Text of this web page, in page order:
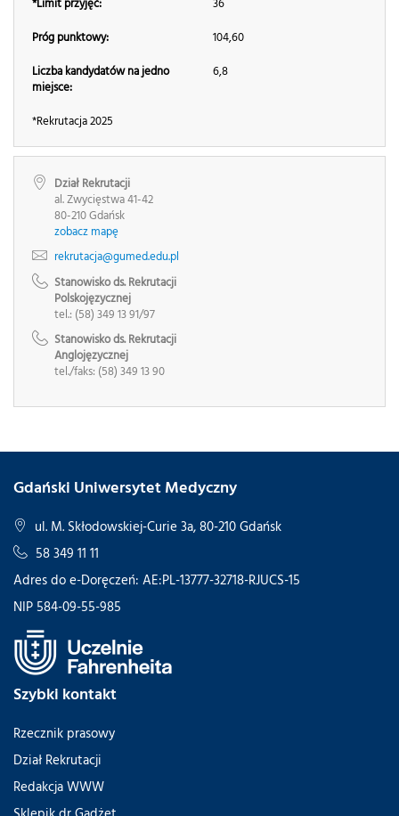
Próg punktowy:
104,60
Liczba kandydatów na jedno
miejsce:
6,8
*Rekrutacja 2025
Dział Rekrutacji
al. Zwycięstwa 41-42
80-210 Gdańsk
zobacz mapę
rekrutacja@gumed.edu.pl
Stanowisko ds. Rekrutacji
Polskojęzycznej
tel.: (58) 349 13 91/97
Stanowisko ds. Rekrutacji
Anglojęzycznej
tel./faks: (58) 349 13 90
Gdański Uniwersytet Medyczny
ul. M. Skłodowskiej-Curie 3a, 80-210 Gdańsk
58 349 11 11
Adres do e-Doręczeń: AE:PL-13777-32718-RJUCS-15
NIP 584-09-55-985
Szybki kontakt
Rzecznik prasowy
Dział Rekrutacji
Redakcja WWW